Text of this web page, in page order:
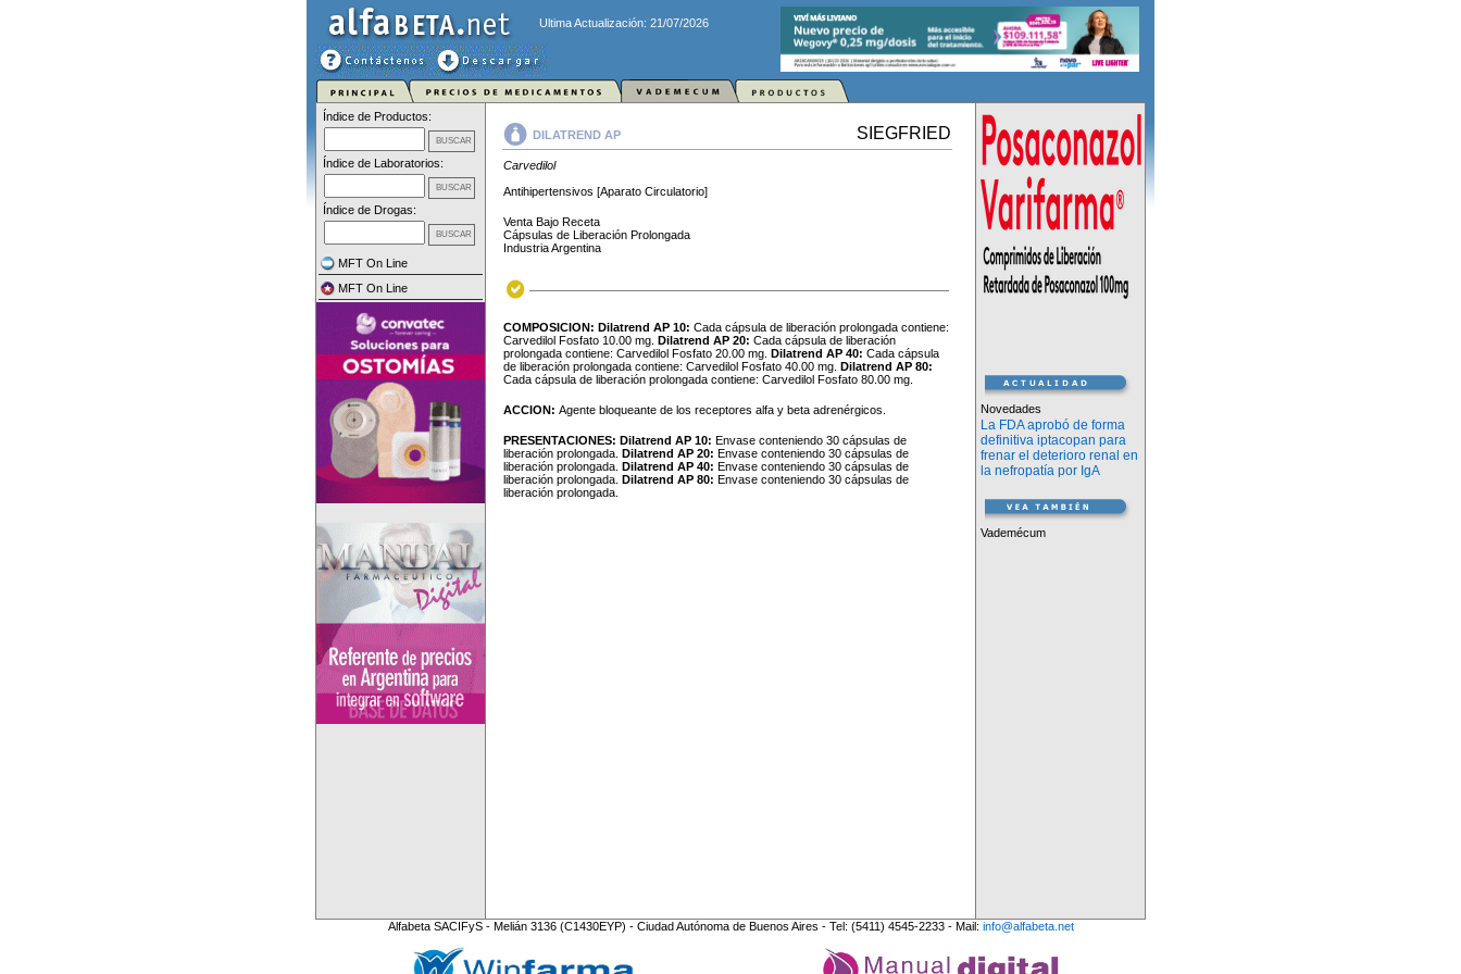
Ultima Actualización: 21/07/2026
Índice de Productos:
Índice de Laboratorios:
Índice de Drogas:
MFT On Line
MFT On Line
DILATREND AP SIEGFRIED
Carvedilol
Antihipertensivos [Aparato Circulatorio]
Venta Bajo Receta
Cápsulas de Liberación Prolongada
Industria Argentina
COMPOSICION: Dilatrend AP 10: Cada cápsula de liberación prolongada contiene:
Carvedilol Fosfato 10.00 mg. Dilatrend AP 20: Cada cápsula de liberación
prolongada contiene: Carvedilol Fosfato 20.00 mg. Dilatrend AP 40: Cada cápsula
de liberación prolongada contiene: Carvedilol Fosfato 40.00 mg. Dilatrend AP 80:
Cada cápsula de liberación prolongada contiene: Carvedilol Fosfato 80.00 mg.
ACCION: Agente bloqueante de los receptores alfa y beta adrenérgicos.
PRESENTACIONES: Dilatrend AP 10: Envase conteniendo 30 cápsulas de
liberación prolongada. Dilatrend AP 20: Envase conteniendo 30 cápsulas de
liberación prolongada. Dilatrend AP 40: Envase conteniendo 30 cápsulas de
liberación prolongada. Dilatrend AP 80: Envase conteniendo 30 cápsulas de
liberación prolongada.
Novedades
La FDA aprobó de forma
definitiva iptacopan para
frenar el deterioro renal en
la nefropatía por IgA
Vademécum
Alfabeta SACIFyS - Melián 3136 (C1430EYP) - Ciudad Autónoma de Buenos Aires - Tel: (5411) 4545-2233 - Mail: info@alfabeta.net